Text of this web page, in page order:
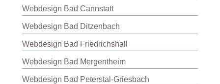
Webdesign Bad Cannstatt
Webdesign Bad Ditzenbach
Webdesign Bad Friedrichshall
Webdesign Bad Mergentheim
Webdesign Bad Peterstal-Griesbach